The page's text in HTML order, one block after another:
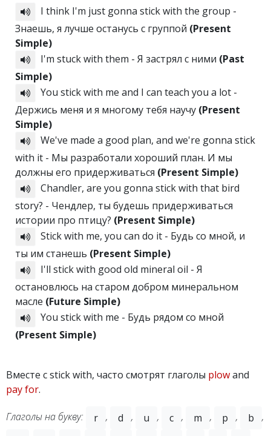
I think I'm just gonna stick with the group -
Знаешь, я лучше останусь с группой (Present
Simple)
I'm stuck with them - Я застрял с ними (Past
Simple)
You stick with me and I can teach you a lot -
Держись меня и я многому тебя научу (Present
Simple)
We've made a good plan, and we're gonna stick
with it - Мы разработали хороший план. И мы
должны его придерживаться (Present Simple)
Chandler, are you gonna stick with that bird
story? - Чендлер, ты будешь придерживаться
истории про птицу? (Present Simple)
Stick with me, you can do it - Будь со мной, и
ты им станешь (Present Simple)
I'll stick with good old mineral oil - Я
остановлюсь на старом добром минеральном
масле (Future Simple)
You stick with me - Будь рядом со мной
(Present Simple)
Вместе с stick with, часто смотрят глаголы plowand
pay for.
Глаголы на букву: r , d , u , c , m , p , b
,